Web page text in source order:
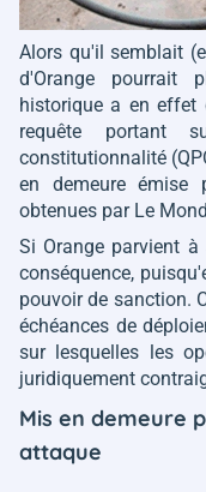
Alors qu'il semblait
d'Orange pourrait
historique a en effet
requête portant
constitutionnalité
en demeure émise
obtenues par Le
Si Orange parvient
conséquence,
pouvoir de sanction.
échéances de
sur lesquelles les
juridiquement
Mis en demeure
attaque